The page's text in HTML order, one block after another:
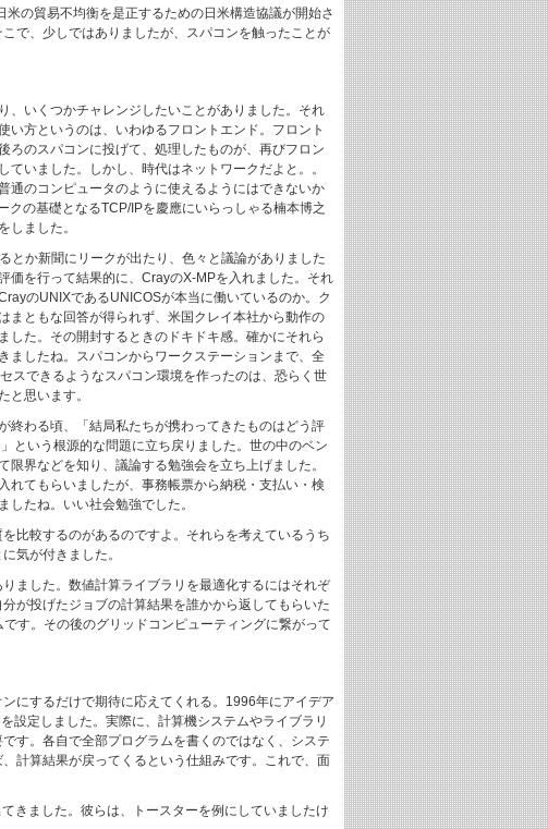
の貿易不均衡を是正するための日米構造協議が開始さ
で、少しではありましたが、スパコンを触ったことが
、いくつかチャレンジしたいことがありました。それ
い方というのは、いわゆるフロントエンド。フロント
ろのスパコンに投げて、処理したものが、再びフロン
ていました。しかし、時代はネットワークだよと。。
通のコンピュータのように使えるようにはできないか
クの基礎となるTCP/IPを慶應にいらっしゃる楠本博之
しました。
とか新聞にリークが出たり、色々と議論がありました
価を行って結果的に、CrayのX-MPを入れました。それ
のUNIXであるUNICOSが本当に働いているのか。ク
まともな回答が得られず、米国クレイ本社から動作の
した。その開封するときのドキドキ感。確かにそれら
ましたね。スパコンからワークステーションまで、全
スできるようなスパコン環境を作ったのは、恐らく世
と思います。
終わる頃、「結局私たちが携わってきたものはどう評
という根源的な問題に立ち戻りました。世の中のベン
限界などを知り、議論する勉強会を立ち上げました。
れてもらいましたが、事務帳票から納税・支払い・検
したね。いい社会勉強でした。
比較するのがあるのですよ。それらを考えているうち
気が付きました。
ました。数値計算ライブラリを最適化するにはそれぞ
が投げたジョブの計算結果を誰かから返してもらいた
す。その後のグリッドコンピューティングに繋がって
にするだけで期待に応えてくれる。1996年にアイデア
設定しました。実際に、計算機システムやライブラリ
す。各自で全部プログラムを書くのではなく、システ
計算結果が戻ってくるという仕組みです。これで、面
きました。彼らは、トースターを例にしていましたけ